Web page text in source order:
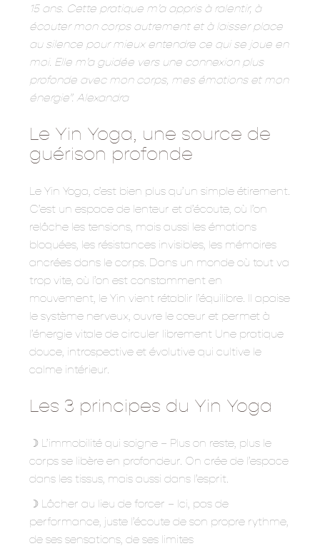
15 ans. Cette pratique m’a appris à ralentir, à
écouter mon corps autrement et à laisser place
au silence pour mieux entendre ce qui se joue en
moi. Elle m’a guidée vers une connexion plus
profonde avec mon corps, mes émotions et mon
énergie”. Alexandra
Le Yin Yoga, une source de
guérison profonde
Le Yin Yoga, c’est bien plus qu’un simple étirement.
C’est un espace de lenteur et d’écoute, où l’on
relâche les tensions, mais aussi les émotions
bloquées, les résistances invisibles, les mémoires
ancrées dans le corps. Dans un monde où tout va
trop vite, où l’on est constamment en
mouvement, le Yin vient rétablir l’équilibre. Il apaise
le système nerveux, ouvre le cœur et permet à
l’énergie vitale de circuler librement Une pratique
douce, introspective et évolutive qui cultive le
calme intérieur.
Les 3 principes du Yin Yoga
☽ L’immobilité qui soigne – Plus on reste, plus le
corps se libère en profondeur. On crée de l’espace
dans les tissus, mais aussi dans l’esprit.
☽ Lâcher au lieu de forcer – Ici, pas de
performance, juste l’écoute de son propre rythme,
de ses sensations, de ses limites